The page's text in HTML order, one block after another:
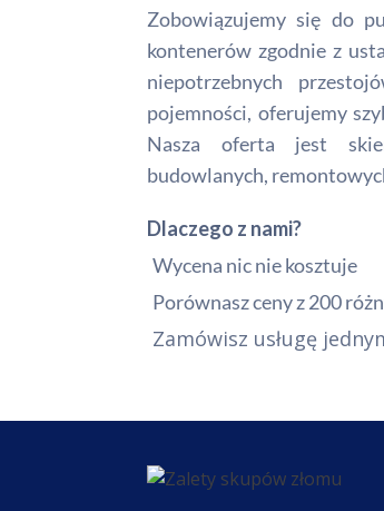
Zobowiązujemy się do
kontenerów zgodnie z
niepotrzebnych
pojemności, oferujemy
Nasza oferta jest
budowlanych,
Dlaczego z nami?
Wycena nic nie kosztuje
Porównasz ceny z 200
Zamówisz usługę